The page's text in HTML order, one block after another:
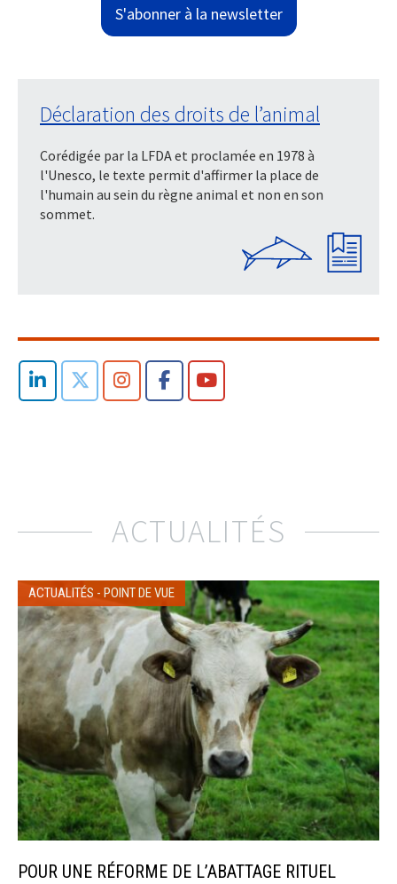
S'abonner à la newsletter
Déclaration des droits de l’animal
Corédigée par la LFDA et proclamée en 1978 à
l'Unesco, le texte permit d'affirmer la place de
l'humain au sein du règne animal et non en son
sommet.
ACTUALITÉS
ACTUALITÉS - POINT DE VUE
POUR UNE RÉFORME DE L’ABATTAGE RITUEL